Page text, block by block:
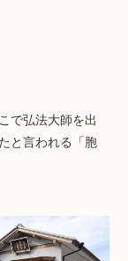
で弘法大師を出
と言われる「胞